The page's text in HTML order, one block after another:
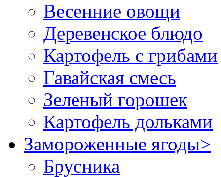
Весенние овощи
Деревенское блюдо
Картофель с грибами
Гавайская смесь
Зеленый горошек
Картофель дольками
Замороженные ягоды>
Брусника